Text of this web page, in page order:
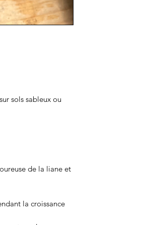
sols sableux ou
de la liane et
la croissance